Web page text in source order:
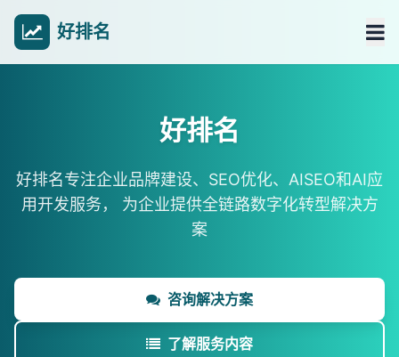
好排名
好排名
好排名专注企业品牌建设、SEO优化、AISEO和AI应
用开发服务，
为企业提供全链路数字化转型解决方
案
咨询解决方案
了解服务内容